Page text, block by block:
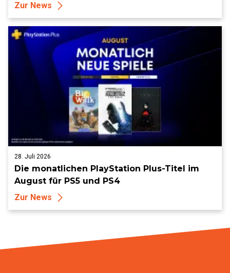
Zur News
28. Juli 2026
Die monatlichen PlayStation Plus-Titel im
August für PS5 und PS4
Zur News